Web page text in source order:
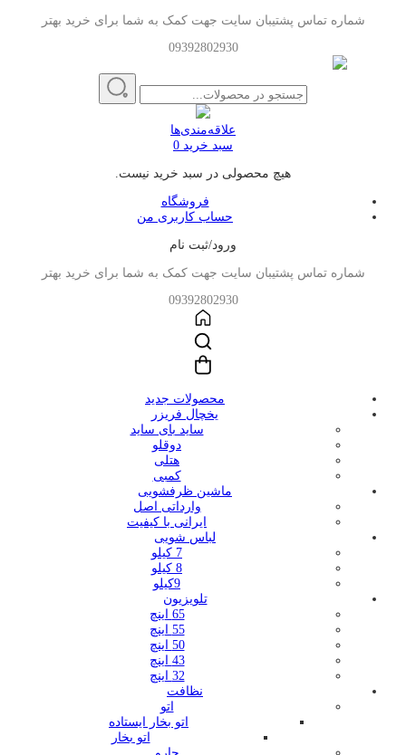
شماره تماس پشتیبان سایت جهت کمک به شما برای خرید بهتر
09392802930
علاقه‌مندی‌ها
سبد خرید 0
هیچ محصولی در سبد خرید نیست.
فروشگاه
حساب کاربری من
ورود/ثبت نام
شماره تماس پشتیبان سایت جهت کمک به شما برای خرید بهتر
09392802930
محصولات جدید
یخچال فریزر
ساید بای ساید
دوقلو
هتلی
کمبی
ماشین ظرفشویی
وارداتی اصل
ایرانی با کیفیت
لباس شویی
7 کیلو
8 کیلو
9کیلو
تلویزیون
65 اینچ
55 اینچ
50 اینچ
43 اینچ
32 اینچ
نظافت
اتو
اتو بخار ایستاده
اتو بخار